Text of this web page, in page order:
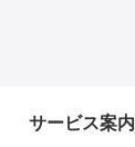
サービス案内